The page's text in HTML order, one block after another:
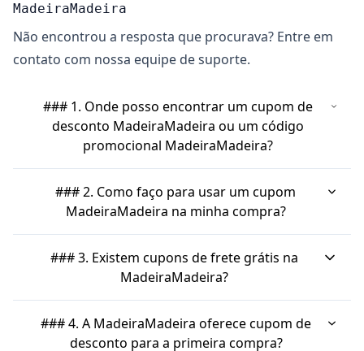
MadeiraMadeira
Não encontrou a resposta que procurava? Entre em
contato com nossa equipe de suporte.
### 1. Onde posso encontrar um cupom de
desconto MadeiraMadeira ou um código
promocional MadeiraMadeira?
Você consegue encontrar um cupom de desconto
MadeiraMadeira em vários lugares. Sites
especializados em cupons, como Cuponomia,
Méliuz, Cuponation, TecMundo e Cuponeria,
costumam listar diversos códigos ativos. Além
disso, vale a pena ficar de olho no próprio site da
MadeiraMadeira, especialmente na seção de
ofertas, ou se cadastrar na newsletter deles para
### 2. Como faço para usar um cupom
MadeiraMadeira na minha compra?
Usar um cupom ou código promocional
MadeiraMadeira é bem simples. Primeiro, você
copia o código no site onde o encontrou. Depois,
na hora de finalizar sua compra no site da
MadeiraMadeira, procure pelo campo indicado
### 3. Existem cupons de frete grátis na
MadeiraMadeira?
Sim, a MadeiraMadeira pode oferecer cupons de
frete grátis em alguns períodos ou para condições
### 4. A MadeiraMadeira oferece cupom de
desconto para a primeira compra?